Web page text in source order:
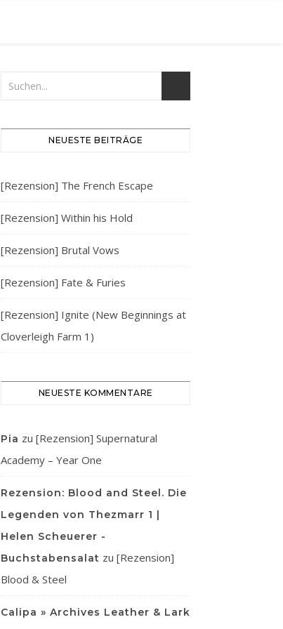
NEUESTE BEITRÄGE
[Rezension] The French Escape
[Rezension] Within his Hold
[Rezension] Brutal Vows
[Rezension] Fate & Furies
[Rezension] Ignite (New Beginnings at
Cloverleigh Farm 1)
NEUESTE KOMMENTARE
Pia zu [Rezension] Supernatural
Academy – Year One
Rezension: Blood and Steel. Die
Legenden von Thezmarr 1 |
Helen Scheuerer -
Buchstabensalat zu [Rezension]
Blood & Steel
Calipa » Archives Leather & Lark